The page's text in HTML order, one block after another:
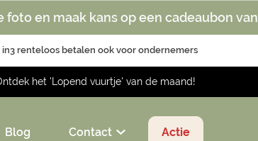
foto en maak kans op een cadeaubon
in3 renteloos betalen ook voor ondernemers
het 'Lopend vuurtje' van de maand!
Blog Contact Actie